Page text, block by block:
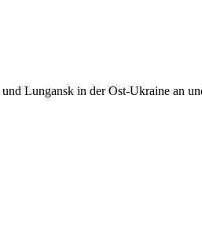
Lungansk in der Ost-Ukraine an